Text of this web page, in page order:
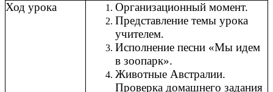
Ход урока
Организационный момент.
Представление темы урока
учителем.
Исполнение песни «Мы идем
в зоопарк».
Животные Австралии.
Проверка домашнего задания